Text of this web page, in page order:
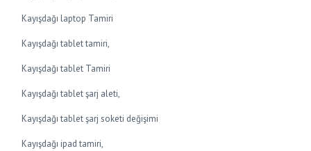
Kayışdağı laptop Tamiri
Kayışdağı tablet tamiri,
Kayışdağı tablet Tamiri
Kayışdağı tablet şarj aleti,
Kayışdağı tablet şarj soketi değişimi
Kayışdağı ipad tamiri,